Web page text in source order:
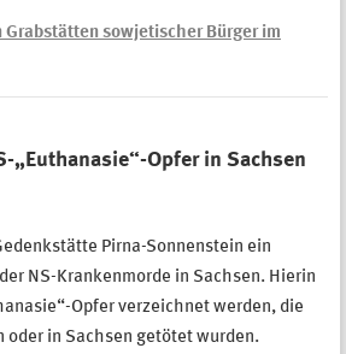
Grabstätten sowjetischer Bürger im
„Euthanasie“-Opfer in Sachsen
Pirna-Sonnenstein ein
NS-Krankenmorde in Sachsen. Hierin
Opfer verzeichnet werden, die
oder in Sachsen getötet wurden.